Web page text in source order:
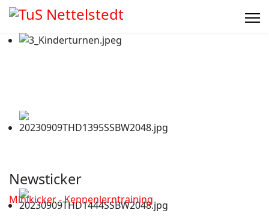
Newsticker
Minikicker - Kennenlerntraining